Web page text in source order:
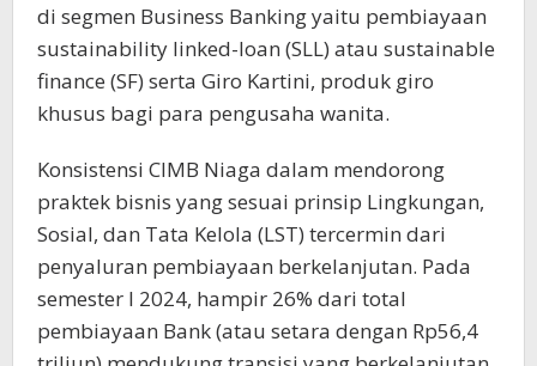
di segmen Business Banking yaitu pembiayaan
sustainability linked-loan (SLL) atau sustainable
finance (SF) serta Giro Kartini, produk giro
khusus bagi para pengusaha wanita.
Konsistensi CIMB Niaga dalam mendorong
praktek bisnis yang sesuai prinsip Lingkungan,
Sosial, dan Tata Kelola (LST) tercermin dari
penyaluran pembiayaan berkelanjutan. Pada
semester I 2024, hampir 26% dari total
pembiayaan Bank (atau setara dengan Rp56,4